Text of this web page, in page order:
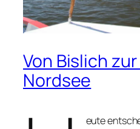
Von Bislich
Nordsee
eute